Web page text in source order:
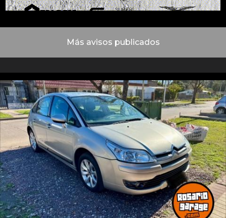
Más avisos publicados